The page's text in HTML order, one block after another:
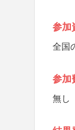
参加
全国
参加
無し